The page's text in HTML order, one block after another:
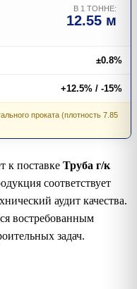
В 1 ТОННЕ:
12.55 м
±0.8%
+12.5% / -15%
проката (плотность 7.85
поставке Труба г/к
соответствует
аудит качества.
востребованным
задач.